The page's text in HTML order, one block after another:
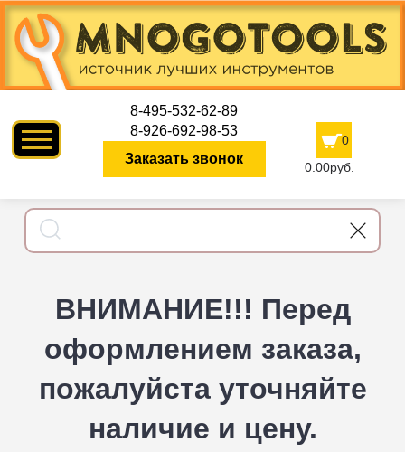
8-495-532-62-89
8-926-692-98-53
Заказать звонок
0
0.00руб.
ВНИМАНИЕ!!! Перед
оформлением заказа,
пожалуйста уточняйте
наличие и цену.